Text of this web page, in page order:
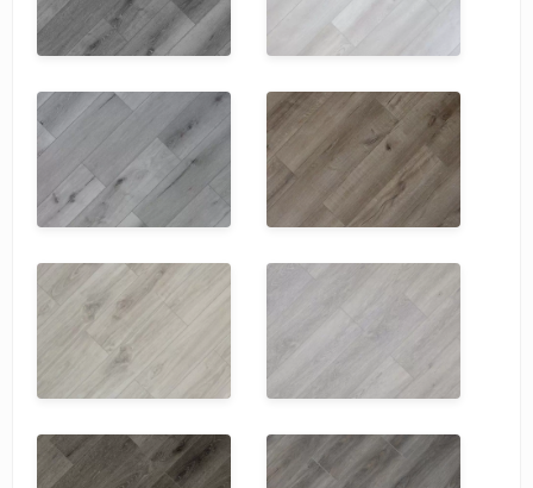
TANTO
Tarkett
Tulesna
Veon